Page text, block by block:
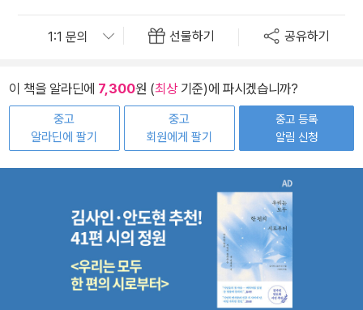
선물하기 공유하기
이 책을 알라딘에 7,300원 (최상기준)에 파시겠습니까?
중고
알라딘에 팔기
중고
회원에게 팔기
중고 등록
알림 신청